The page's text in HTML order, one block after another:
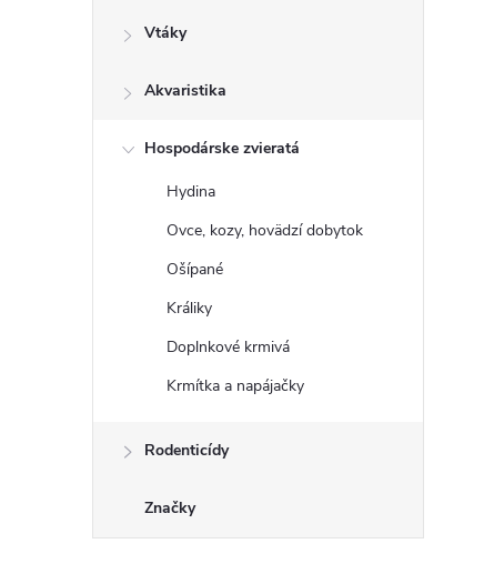
Vtáky
Akvaristika
Hospodárske zvieratá
Hydina
Ovce, kozy, hovädzí dobytok
Ošípané
Králiky
Doplnkové krmivá
Krmítka a napájačky
Rodenticídy
Značky